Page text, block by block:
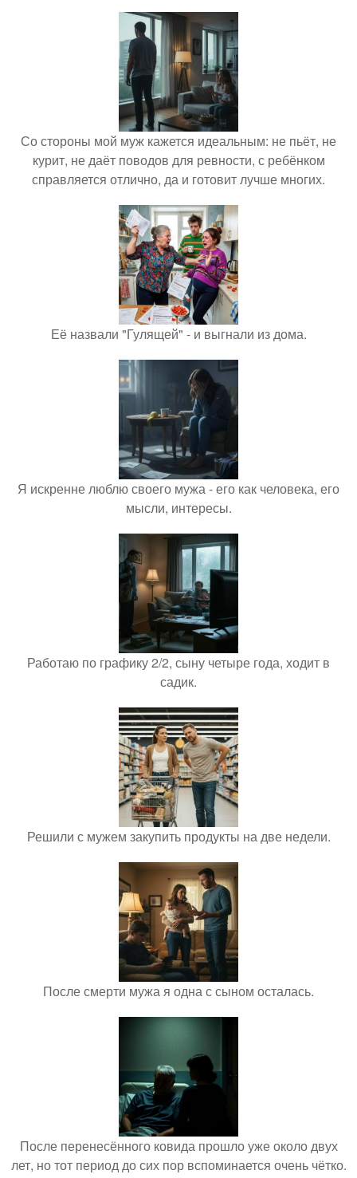
Со стороны мой муж кажется идеальным: не пьёт, не
курит, не даёт поводов для ревности, с ребёнком
справляется отлично, да и готовит лучше многих.
Её назвали "Гулящей" - и выгнали из дома.
Я искренне люблю своего мужа - его как человека, его
мысли, интересы.
Работаю по графику 2/2, сыну четыре года, ходит в
садик.
Решили с мужем закупить продукты на две недели.
После смерти мужа я одна с сыном осталась.
После перенесённого ковида прошло уже около двух
лет, но тот период до сих пор вспоминается очень чётко.